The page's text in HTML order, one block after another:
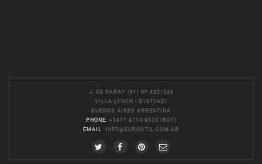
J. DE GARAY (91) Nº 523/525
VILLA LYNCH - B1672ADI
BUENOS AIRES ARGENTINA
PHONE: +5411 4713-9520 (ROT)
EMAIL : INFO@EUROSTIL.COM.AR